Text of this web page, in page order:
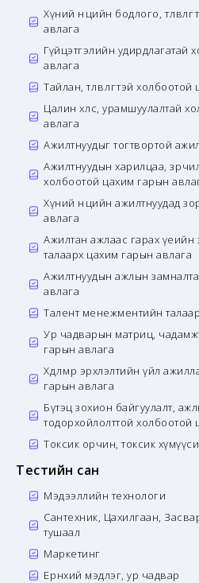
Хүний нөөцийн бодлого,
авлага
Гүйцэтгэлийн удирдлагатай
авлага
Тайлан, төлөвлөгөөтэй
Цалин хөлс, урамшуулалтай
авлага
Ажилтнуудыг тогтвортой
Ажилтнуудын харилцаа,
холбоотой цахим гарын
Хүний нөөцийн ажилтнуудад
авлага
Ажилтан ажлаас гарах үеийн
талаарх цахим гарын авлага
Ажилтнуудын ажлын
авлага
Талент менежментийн
Ур чадварын матриц,
гарын авлага
Хөдөлмөр эрхлэлтийн үйл
гарын авлага
Бүтэц зохион байгуулалт,
тодорхойлолттой холбоотой
Токсик орчин, токсик
Тестийн сан
Мэдээллийн технологи
Сантехник, Цахилгаан,
тушаал
Маркетинг
Ерөнхий мэдлэг, ур чадвар